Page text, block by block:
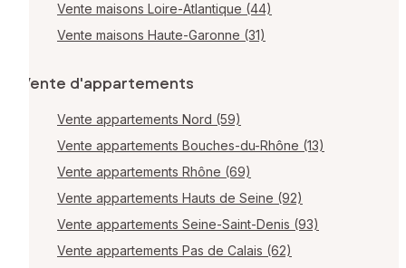
Vente maisons Loire-Atlantique (44)
Vente maisons Haute-Garonne (31)
Vente d'appartements
Vente appartements Nord (59)
Vente appartements Bouches-du-Rhône (13)
Vente appartements Rhône (69)
Vente appartements Hauts de Seine (92)
Vente appartements Seine-Saint-Denis (93)
Vente appartements Pas de Calais (62)